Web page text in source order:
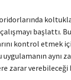
başlattı.
kontrol etmek
aynı
zarar